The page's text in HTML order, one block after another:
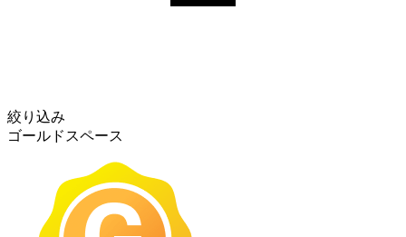
絞り込み
ゴールドスペース